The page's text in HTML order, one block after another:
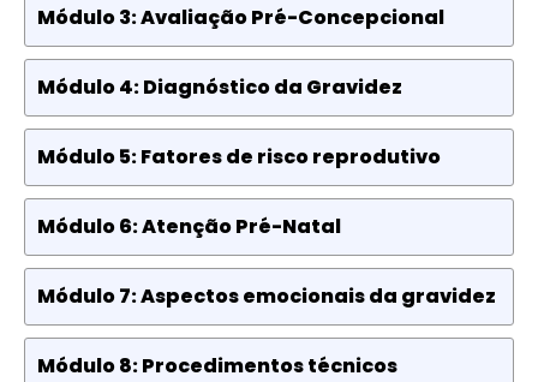
Módulo 3: Avaliação Pré-Concepcional
Módulo 4: Diagnóstico da Gravidez
Módulo 5: Fatores de risco reprodutivo
Módulo 6: Atenção Pré-Natal
Módulo 7: Aspectos emocionais da gravidez
Módulo 8: Procedimentos técnicos